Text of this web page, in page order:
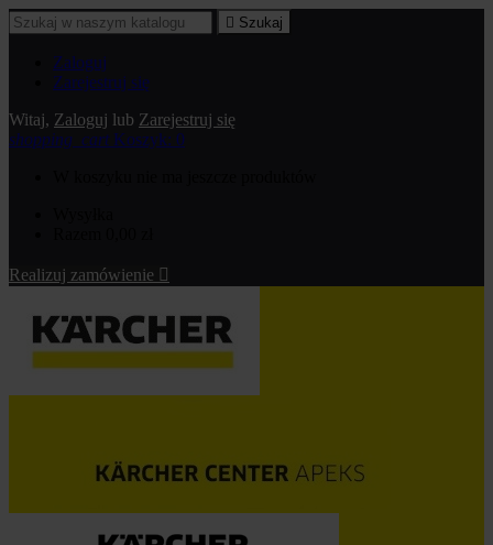
 Szukaj
Zaloguj
Zarejestruj się
Witaj, Zaloguj lub Zarejestruj się
shopping_cart Koszyk: 0
Realizuj zamówienie 